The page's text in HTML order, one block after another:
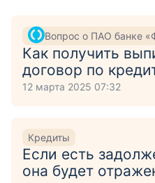
Вопрос о ПАО банке
Как получить
договор по
12 марта 2025 07:32
Кредиты
Если есть
она будет